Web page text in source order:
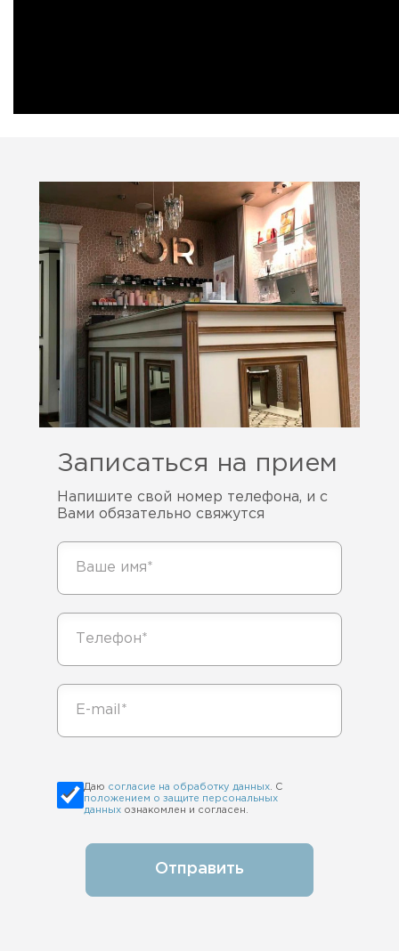
Записаться на прием
Напишите свой номер телефона, и с
Вами обязательно свяжутся
Даю согласие на обработку данных. С
положением о защите персональных
данных ознакомлен и согласен.
Отправить